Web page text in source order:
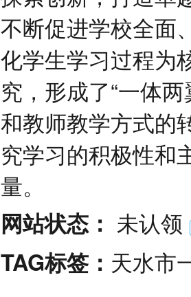
不断促进学校全面
化学生学习过程为
究，形成了“一体
和教师教学方式的
究学习的积极性和
量。
网站状态： 未认领
TAG标签： 天水市